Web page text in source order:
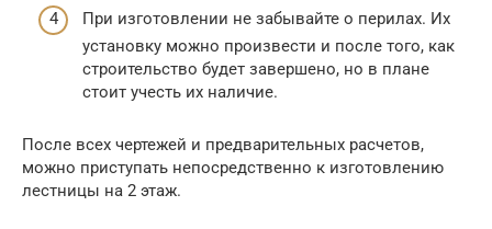
При изготовлении не забывайте о перилах. Их
установку можно произвести и после того, как
строительство будет завершено, но в плане
стоит учесть их наличие.
После всех чертежей и предварительных расчетов,
можно приступать непосредственно к изготовлению
лестницы на 2 этаж.